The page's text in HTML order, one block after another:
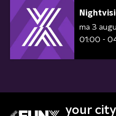
ma 3
01:00 -
your city